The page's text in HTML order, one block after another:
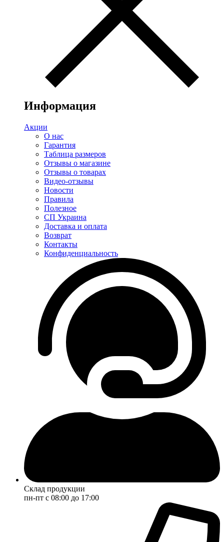
Информация
Акции
О нас
Гарантия
Таблица размеров
Отзывы о магазине
Отзывы о товарах
Видео-отзывы
Новости
Правила
Полезное
СП Украина
Доставка и оплата
Возврат
Контакты
Конфиденциальность
Склад продукции
пн-пт с 08:00 до 17:00